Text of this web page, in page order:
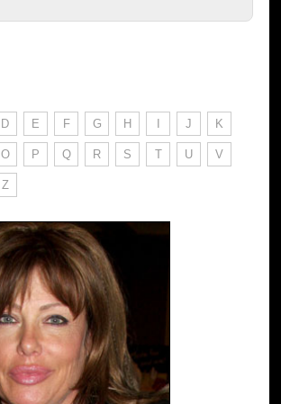
D E F G H I J K
O P Q R S T U V
Z